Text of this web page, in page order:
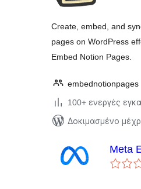
Create, embed, and
pages on WordPress
Embed Notion Pages.
embednotionpages
100+ ενεργές
Δοκιμασμένο
Meta